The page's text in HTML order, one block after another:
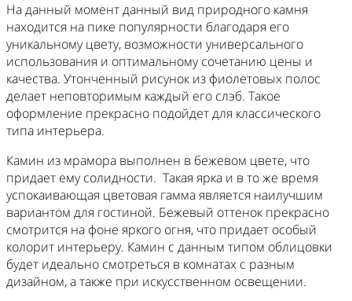
На данный момент данный вид природного камня
находится на пике популярности благодаря его
уникальному цвету, возможности универсального
использования и оптимальному сочетанию цены и
качества. Утонченный рисунок из фиолетовых полос
делает неповторимым каждый его слэб. Такое
оформление прекрасно подойдет для классического
типа интерьера.
Камин из мрамора выполнен в бежевом цвете, что
придает ему солидности. Такая ярка и в то же время
успокаивающая цветовая гамма является наилучшим
вариантом для гостиной. Бежевый оттенок прекрасно
смотрится на фоне яркого огня, что придает особый
колорит интерьеру. Камин с данным типом облицовки
будет идеально смотреться в комнатах с разным
дизайном, а также при искусственном освещении.